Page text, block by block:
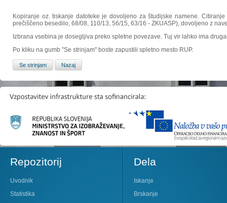
Kopiranje oz. tiskanje datoteke je dovoljeno za študijske namene.
prečiščeno besedilo, 68/08, 110/13, 56/15, 63/16 - ZKUASP), dovoljeno z
Izbrana vsebina je dosegljiva preko spletne povezave. Tuj vir lahko ima
Po kliku na gumb "Se strinjam" boste zapustili spletno mesto RUP.
Repozitorij
Uvodnik
Statistika
Dela
Iskanje
Brskanje